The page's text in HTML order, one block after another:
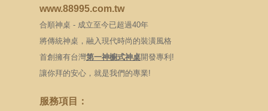
www.88995.com.tw
合順神桌 - 成立至今已超過40年
將傳統神桌，融入現代時尚的裝潢風格
首創擁有台灣第一神櫥式神桌開發專利!
讓你拜的安心，就是我們的專業!
服務項目：